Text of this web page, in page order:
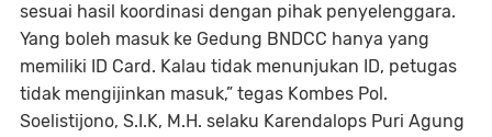
sesuai hasil koordinasi dengan pihak penyelenggara.
Yang boleh masuk ke Gedung BNDCC hanya yang
memiliki ID Card. Kalau tidak menunjukan ID, petugas
tidak mengijinkan masuk,” tegas Kombes Pol.
Soelistijono, S.I.K, M.H. selaku Karendalops Puri Agung